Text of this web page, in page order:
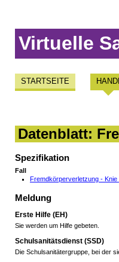
Virtuelle
STARTSEITE
Datenblatt:
Spezifikation
Fall
Fremdkörperverletzung - Knie
Meldung
Erste Hilfe (EH)
Sie werden um Hilfe gebeten.
Schulsanitätsdienst (SSD)
Die Schulsanitätergruppe, bei der